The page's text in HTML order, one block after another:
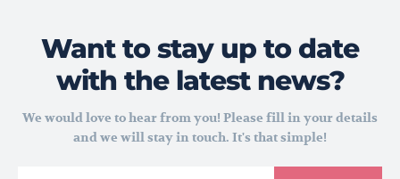
Want to stay up to date
with the latest news?
We would love to hear from you! Please fill in your details
and we will stay in touch. It's that simple!